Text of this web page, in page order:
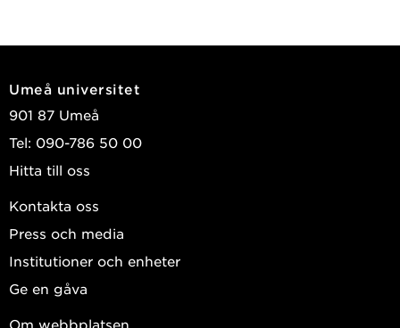
Umeå universitet
901 87 Umeå
Tel: 090-786 50 00
Hitta till oss
Kontakta oss
Press och media
Institutioner och enheter
Ge en gåva
Om webbplatsen